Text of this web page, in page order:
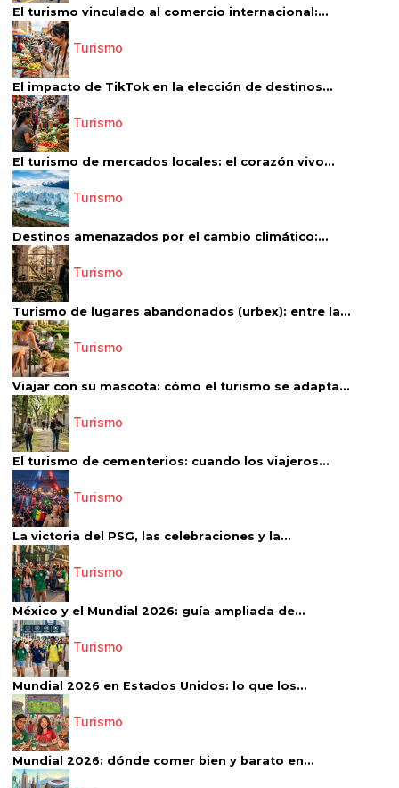
El turismo vinculado al comercio internacional:...
Turismo
El impacto de TikTok en la elección de destinos...
Turismo
El turismo de mercados locales: el corazón vivo...
Turismo
Destinos amenazados por el cambio climático:...
Turismo
Turismo de lugares abandonados (urbex): entre la...
Turismo
Viajar con su mascota: cómo el turismo se adapta...
Turismo
El turismo de cementerios: cuando los viajeros...
Turismo
La victoria del PSG, las celebraciones y la...
Turismo
México y el Mundial 2026: guía ampliada de...
Turismo
Mundial 2026 en Estados Unidos: lo que los...
Turismo
Mundial 2026: dónde comer bien y barato en...